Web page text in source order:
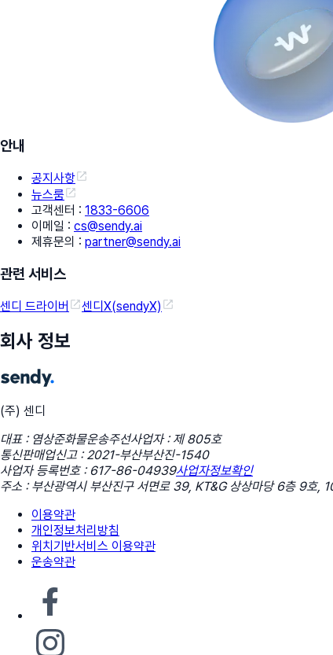
안내
공지사항
뉴스룸
고객센터 : 1833-6606
이메일 : cs@sendy.ai
제휴문의 : partner@sendy.ai
관련 서비스
센디 드라이버 센디X(sendyX)
회사 정보
(주) 센디
대표 : 염상준화물운송주선사업자 : 제 805호
통신판매업신고 : 2021-부산부산진-1540
사업자 등록번호 : 617-86-04939사업자정보확인
주소 : 부산광역시 부산진구 서면로 39, KT&G 상상마당 6층 9호,
이용약관
개인정보처리방침
위치기반서비스 이용약관
운송약관